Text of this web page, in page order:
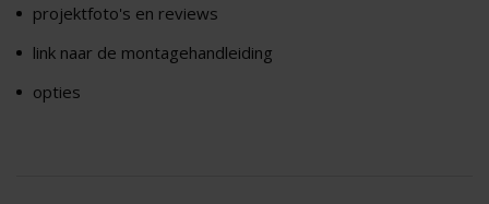
projektfoto's en reviews
link naar de montagehandleiding
opties